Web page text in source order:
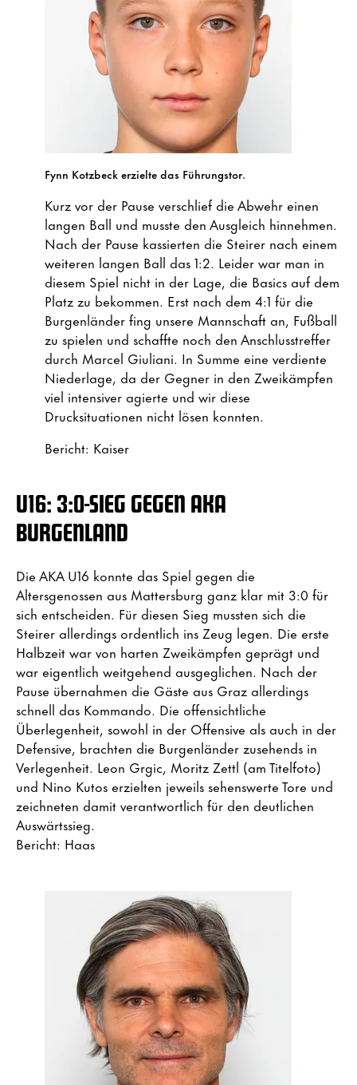
Fynn Kotzbeck erzielte das Führungstor.
Kurz vor der Pause verschlief die Abwehr einen
langen Ball und musste den Ausgleich hinnehmen.
Nach der Pause kassierten die Steirer nach einem
weiteren langen Ball das 1:2. Leider war man in
diesem Spiel nicht in der Lage, die Basics auf dem
Platz zu bekommen. Erst nach dem 4:1 für die
Burgenländer fing unsere Mannschaft an, Fußball
zu spielen und schaffte noch den Anschlusstreffer
durch Marcel Giuliani. In Summe eine verdiente
Niederlage, da der Gegner in den Zweikämpfen
viel intensiver agierte und wir diese
Drucksituationen nicht lösen konnten.
Bericht: Kaiser
U16: 3:0-SIEG GEGEN AKA
BURGENLAND
Die AKA U16 konnte das Spiel gegen die
Altersgenossen aus Mattersburg ganz klar mit 3:0 für
sich entscheiden. Für diesen Sieg mussten sich die
Steirer allerdings ordentlich ins Zeug legen. Die erste
Halbzeit war von harten Zweikämpfen geprägt und
war eigentlich weitgehend ausgeglichen. Nach der
Pause übernahmen die Gäste aus Graz allerdings
schnell das Kommando. Die offensichtliche
Überlegenheit, sowohl in der Offensive als auch in der
Defensive, brachten die Burgenländer zusehends in
Verlegenheit. Leon Grgic, Moritz Zettl (am Titelfoto)
und Nino Kutos erzielten jeweils sehenswerte Tore und
zeichneten damit verantwortlich für den deutlichen
Auswärtssieg.
Bericht: Haas